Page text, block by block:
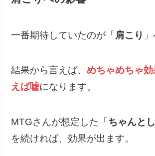
一番期待していたのが「肩こり
結果から言えば、めちゃめちゃ
えば嘘になります。
MTGさんが想定した「 ちゃんと
を続ければ、効果が出ます。